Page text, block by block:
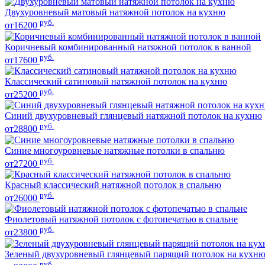
Двухуровневый матовый натяжной потолок на кухню
от16200 руб.
Коричневый комбинированный натяжной потолок в ванной
от17600 руб.
Классический сатиновый натяжной потолок на кухню
от25200 руб.
Синий двухуровневый глянцевый натяжной потолок на кухню
от28800 руб.
Синие многоуровневые натяжные потолки в спальню
от27200 руб.
Красный классический натяжной потолок в спальню
от26000 руб.
Фиолетовый натяжной потолок с фотопечатью в спальне
от23800 руб.
Зеленый двухуровневый глянцевый парящий потолок на кухню